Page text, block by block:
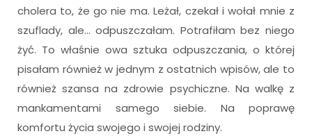
cholera to, że go nie ma. Leżał, czekał i wołał mnie z
szuflady, ale… odpuszczałam. Potrafiłam bez niego
żyć. To właśnie owa sztuka odpuszczania, o której
pisałam również w jednym z ostatnich wpisów, ale to
również szansa na zdrowie psychiczne. Na walkę z
mankamentami samego siebie. Na poprawę
komfortu życia swojego i swojej rodziny.